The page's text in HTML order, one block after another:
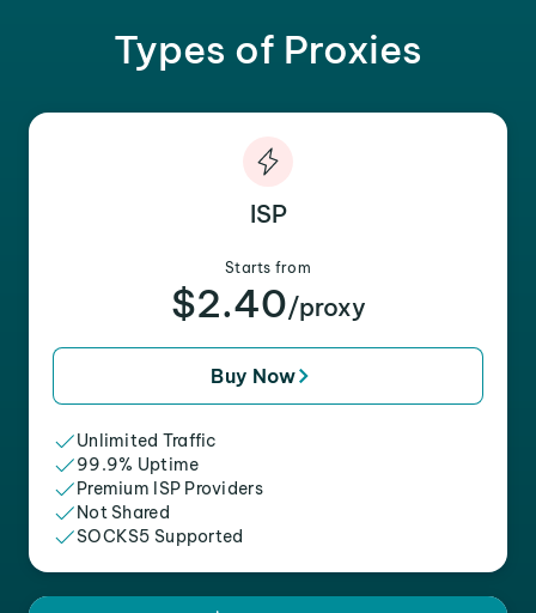
Types of Proxies
ISP
Starts from
$2.40/proxy
Buy Now
Unlimited Traffic
99.9% Uptime
Premium ISP Providers
Not Shared
SOCKS5 Supported